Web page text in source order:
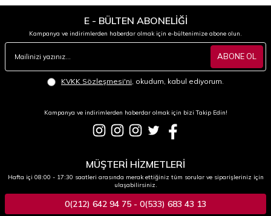
E - BÜLTEN ABONELİĞİ
Kampanya ve indirimlerden haberdar olmak için e-bültenimize abone olun.
ABONE OL
KVKK Sözleşmesi'ni , okudum, kabul ediyorum.
Kampanya ve indirimlerden haberdar olmak için bizi Takip Edin!
MÜŞTERİ HİZMETLERİ
Hafta içi 08:00 - 17:30 saatleri arasında merak ettiğiniz tüm sorular ve siparişleriniz için
ulaşabilirsiniz.
0(212) 642 94 75 - 0(533) 683 43 13